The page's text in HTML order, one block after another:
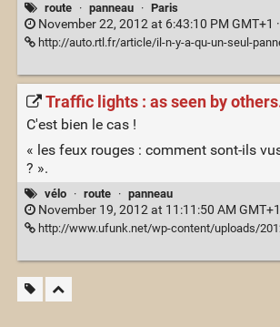
route · panneau · Paris
November 22, 2012 at 6:43:10 PM GMT+1 ·
http://auto.rtl.fr/article/il-n-y-a-qu-un-seul-panneau-stop-dans-les-
Traffic lights : as seen by
C'est bien le cas !
« les feux rouges : comment sont-ils
? ».
vélo · route · panneau
November 19, 2012 at 11:11:50 AM GMT+1
http://www.ufunk.net/wp-content/uploads/2012/11/ufunk-